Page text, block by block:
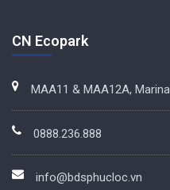
CN Ecopark
MAA11 & MAA12A,
0888.236.888
info@bdsphucloc.vn